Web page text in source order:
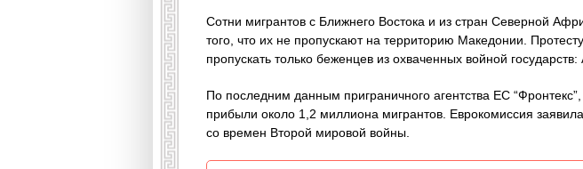
Сотни мигрантов с Ближнего Востока и из стран Северной
того, что их не пропускают на территорию Македонии.
пропускать только беженцев из охваченных войной
По последним данным приграничного агентства ЕС
прибыли около 1,2 миллиона мигрантов. Еврокомиссия
со времен Второй мировой войны.